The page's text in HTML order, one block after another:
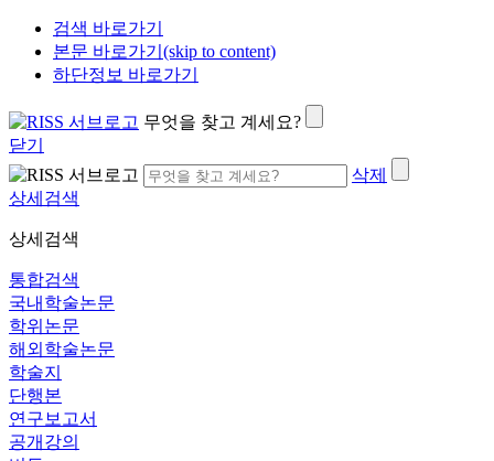
검색 바로가기
본문 바로가기(skip to content)
하단정보 바로가기
무엇을 찾고 계세요?
닫기
삭제
상세검색
상세검색
통합검색
국내학술논문
학위논문
해외학술논문
학술지
단행본
연구보고서
공개강의